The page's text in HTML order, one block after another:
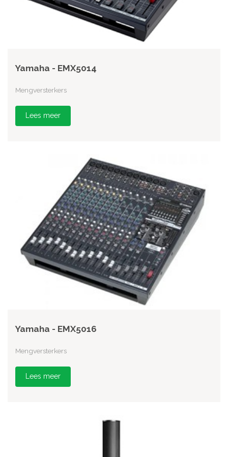
Yamaha - EMX5014
Mengversterkers
Lees meer
Yamaha - EMX5016
Mengversterkers
Lees meer